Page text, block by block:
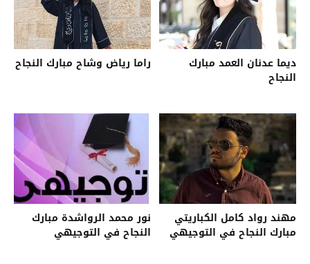
ديما عدنان العمد مبارك
النجاح
راما رياض وشاح مبارك النجاح
مهند رواد كامل الكباريتي
مبارك النجاح في التوجيهي
نور محمد الرواشدة مبارك
النجاح في التوجيهي